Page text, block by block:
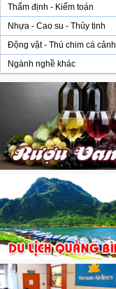
Thẩm định - Kiểm toán
Nhựa - Cao su - Thủy tinh
Động vật - Thú chim cá cảnh
Ngành nghề khác